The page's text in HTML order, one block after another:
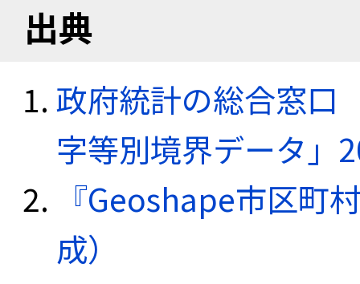
出典
政府統計の総合窓口
字等別境界データ」
『Geoshape市区町
成）